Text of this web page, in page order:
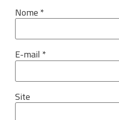
Nome*
E-mail*
Site